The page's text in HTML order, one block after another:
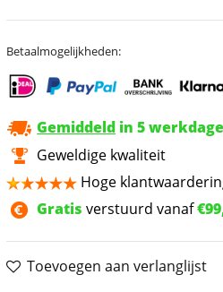
Betaalmogelijkheden:
Gemiddeld in 5
Geweldige kwaliteit
Hoge
Gratis verstuurd vanaf
Toevoegen aan verlanglijst